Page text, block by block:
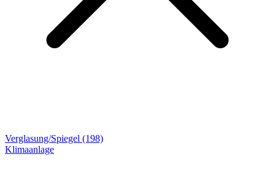
Verglasung/Spiegel (198)
Klimaanlage